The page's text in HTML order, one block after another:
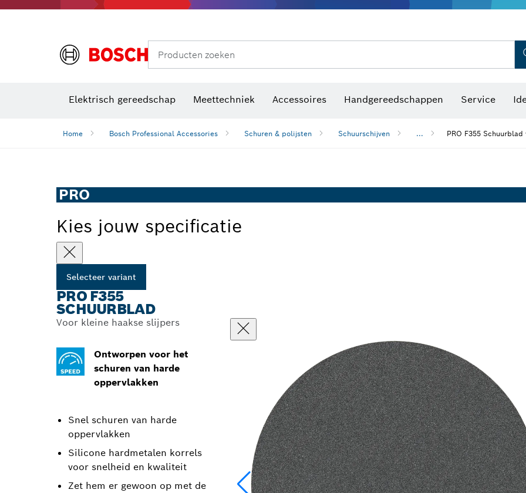
Producten zoeken
Elektrisch gereedschap Meettechniek Accessoires Handgereedschappen Service
Home Bosch Professional Accessories Schuren & polijsten Schuurschijven ... PRO F355
PRO
Kies jouw specificatie
Selecteer variant
PRO F355
SCHUURBLAD
Voor kleine haakse slijpers
Ontworpen voor het
schuren van harde
oppervlakken
Snel schuren van harde
oppervlakken
Silicone hardmetalen korrels
voor snelheid en kwaliteit
Zet hem er gewoon op met de